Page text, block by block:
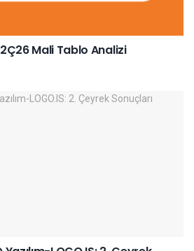
Mali Tablo Analizi